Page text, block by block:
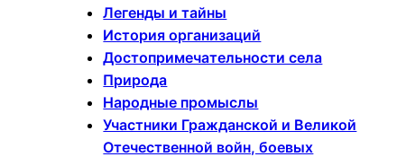
Легенды и тайны
История организаций
Достопримечательности села
Природа
Народные промыслы
Участники Гражданской и Великой
Отечественной войн, боевых